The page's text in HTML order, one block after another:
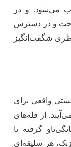
می‌شود. و در
راحت و در دسترس
شگفت‌انگیز
واقعی برای
از قله‌های
گرفته تا
هر سلیقه‌ای